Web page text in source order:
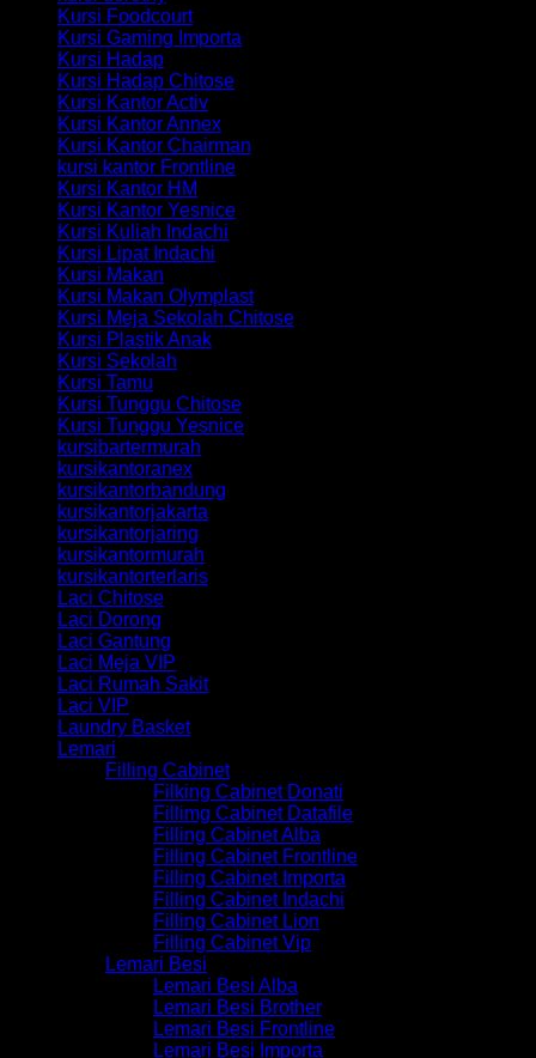
Kursi Foodcourt
Kursi Gaming Importa
Kursi Hadap
Kursi Hadap Chitose
Kursi Kantor Activ
Kursi Kantor Annex
Kursi Kantor Chairman
kursi kantor Frontline
Kursi Kantor HM
Kursi Kantor Yesnice
Kursi Kuliah Indachi
Kursi Lipat Indachi
Kursi Makan
Kursi Makan Olymplast
Kursi Meja Sekolah Chitose
Kursi Plastik Anak
Kursi Sekolah
Kursi Tamu
Kursi Tunggu Chitose
Kursi Tunggu Yesnice
kursibartermurah
kursikantoranex
kursikantorbandung
kursikantorjakarta
kursikantorjaring
kursikantormurah
kursikantorterlaris
Laci Chitose
Laci Dorong
Laci Gantung
Laci Meja VIP
Laci Rumah Sakit
Laci VIP
Laundry Basket
Lemari
Filling Cabinet
Filking Cabinet Donati
Fillimg Cabinet Datafile
Filling Cabinet Alba
Filling Cabinet Frontline
Filling Cabinet Importa
Filling Cabinet Indachi
Filling Cabinet Lion
Filling Cabinet Vip
Lemari Besi
Lemari Besi Alba
Lemari Besi Brother
Lemari Besi Frontline
Lemari Besi Importa